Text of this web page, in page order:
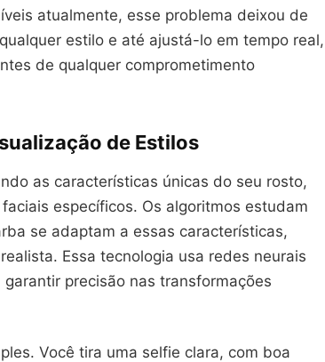
atualmente, esse problema deixou de
estilo e até ajustá-lo em tempo real,
de qualquer comprometimento
de Estilos
as características únicas do seu rosto,
específicos. Os algoritmos estudam
se adaptam a essas características,
Essa tecnologia usa redes neurais
precisão nas transformações
Você tira uma selfie clara, com boa